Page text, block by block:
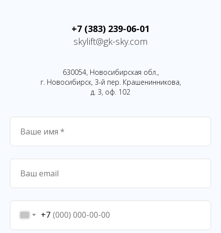
+7 (383) 239-06-01
skylift@gk-sky.com
630054, Новосибирская обл.,
г. Новосибирск, 3-й пер. Крашенинникова,
д. 3, оф. 102
+7